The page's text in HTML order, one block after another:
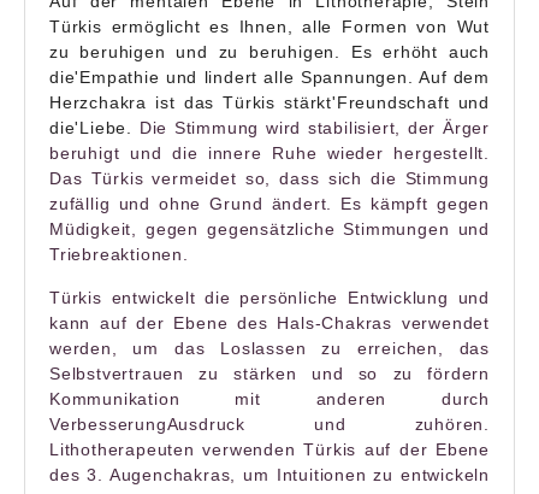
Türkis ermöglicht es Ihnen, alle Formen von Wut
zu beruhigen und zu beruhigen. Es erhöht auch
die'Empathie und lindert alle Spannungen. Auf dem
Herzchakra ist dasTürkis stärkt'Freundschaft und
die'Liebe. Die Stimmung wird stabilisiert, der Ärger
beruhigt und die innere Ruhe wieder hergestellt.
Das Türkis vermeidet so, dass sich die Stimmung
zufällig und ohne Grund ändert. Es kämpft gegen
Müdigkeit, gegen gegensätzliche Stimmungen und
Triebreaktionen.
Türkis entwickelt die persönliche Entwicklung und
kann auf der Ebene des Hals-Chakras verwendet
werden, um das Loslassen zu erreichen, das
Selbstvertrauen zu stärken und so zu fördern
Kommunikation mit anderen durch
VerbesserungAusdruck und zuhören.
Lithotherapeuten verwenden Türkis auf der Ebene
des 3. Augenchakras, um Intuitionen zu entwickeln